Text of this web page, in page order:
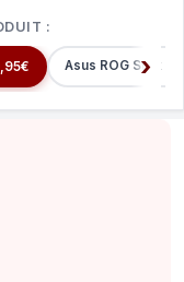
:
Asus ROG Strix